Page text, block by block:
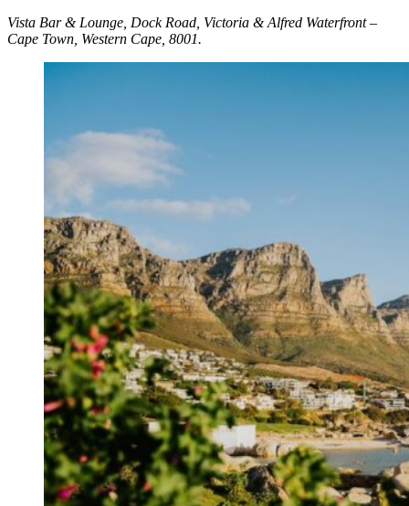
Vista Bar & Lounge, Dock Road, Victoria & Alfred Waterfront –
Cape Town, Western Cape, 8001.